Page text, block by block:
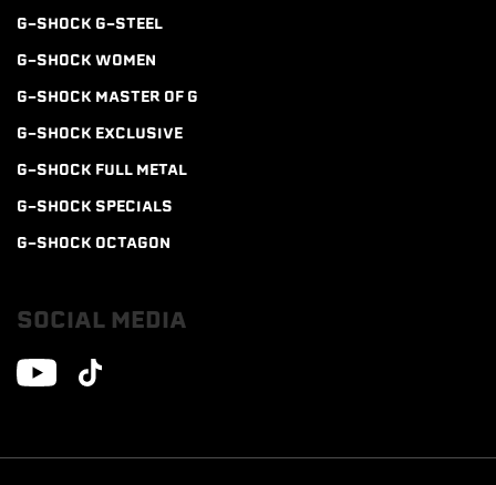
G-SHOCK G-STEEL
G-SHOCK WOMEN
G-SHOCK MASTER OF G
G-SHOCK EXCLUSIVE
G-SHOCK FULL METAL
G-SHOCK SPECIALS
G-SHOCK OCTAGON
SOCIAL MEDIA